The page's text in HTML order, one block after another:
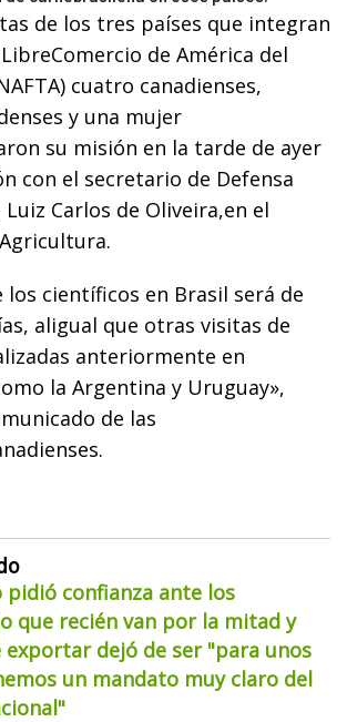
de los tres países que integran
de América del
cuatro canadienses,
y una mujer
su misión en la tarde de ayer
con el secretario de Defensa
Carlos de Oliveira,en el
los científicos en Brasil será de
aligual que otras visitas de
anteriormente en
la Argentina y Uruguay»,
de las
pidió confianza ante los
que recién van por la mitad y
exportar dejó de ser "para unos
un mandato muy claro del